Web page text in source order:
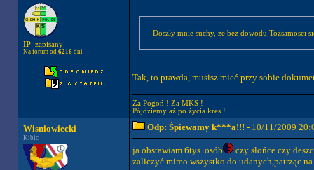
IP: zapisany
Na forum od 6216dni
Doszły mnie suchy, że bez dowodu Tożsamosci
Tak, to prawda, musisz mieć przy sobie
Za Pogoń ! Za MKS !
Pójdziemy aż po życia kres !
Wisniowiecki
Kibic
Odp: Śpiewamy k***a!!! - 10/11/2009
ja obstawiam 6tys. osób
czy słońce czy
zaliczyć mimo wszystko do udanych,patrząc